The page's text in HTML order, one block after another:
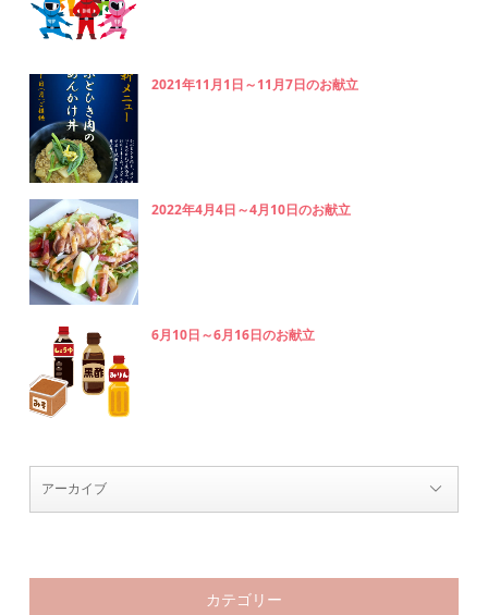
2021年11月1日～11月7日のお献立
2022年4月4日～4月10日のお献立
6月10日～6月16日のお献立
カテゴリー